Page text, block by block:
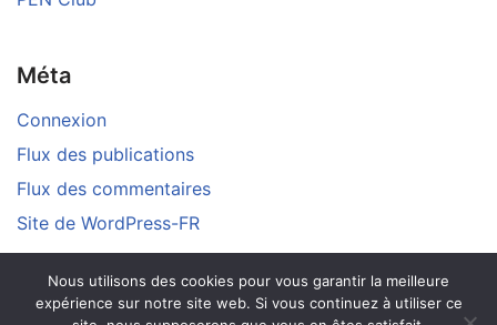
Méta
Connexion
Flux des publications
Flux des commentaires
Site de WordPress-FR
Nous utilisons des cookies pour vous garantir la meilleure
expérience sur notre site web. Si vous continuez à utiliser ce